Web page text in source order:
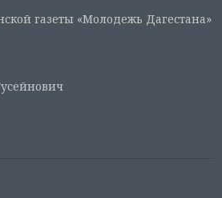
газеты «Молодежь Дагестана»